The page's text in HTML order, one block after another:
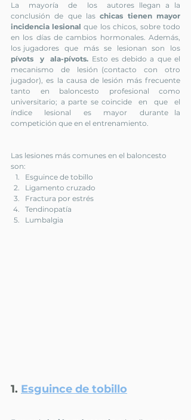
La  mayoría  de  los  autores llegan a la
conclusión de que las chicas tienen mayor
incidencia lesional que los chicos, sobre todo
en los días de cambios hormonales. Además,
pívots  y  ala-pívots. Esto es debido a que el
mecanismo  de  lesión (contacto  con  otro
jugador), es la causa de lesión más frecuente
tanto en baloncesto profesional como
universitario; a parte se coincide  en  que  el
índice  lesional  es  mayor  durante la
competición que en el entrenamiento.
Las lesiones más comunes en el baloncesto
son:
Esguince de tobillo
Ligamento cruzado
Fractura por estrés
Tendinopatía
Lumbalgia
1. Esguince de tobillo